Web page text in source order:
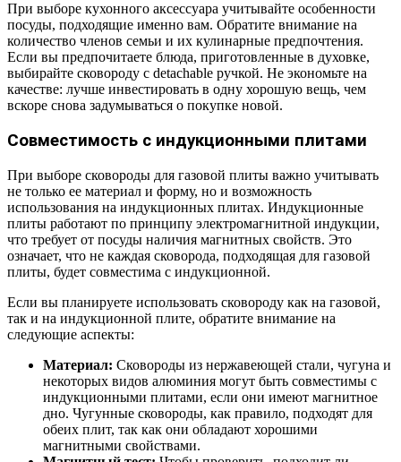
При выборе кухонного аксессуара учитывайте особенности
посуды, подходящие именно вам. Обратите внимание на
количество членов семьи и их кулинарные предпочтения.
Если вы предпочитаете блюда, приготовленные в духовке,
выбирайте сковороду с detachable ручкой. Не экономьте на
качестве: лучше инвестировать в одну хорошую вещь, чем
вскоре снова задумываться о покупке новой.
Совместимость с индукционными плитами
При выборе сковороды для газовой плиты важно учитывать
не только ее материал и форму, но и возможность
использования на индукционных плитах. Индукционные
плиты работают по принципу электромагнитной индукции,
что требует от посуды наличия магнитных свойств. Это
означает, что не каждая сковорода, подходящая для газовой
плиты, будет совместима с индукционной.
Если вы планируете использовать сковороду как на газовой,
так и на индукционной плите, обратите внимание на
следующие аспекты:
Материал: Сковороды из нержавеющей стали, чугуна и
некоторых видов алюминия могут быть совместимы с
индукционными плитами, если они имеют магнитное
дно. Чугунные сковороды, как правило, подходят для
обеих плит, так как они обладают хорошими
магнитными свойствами.